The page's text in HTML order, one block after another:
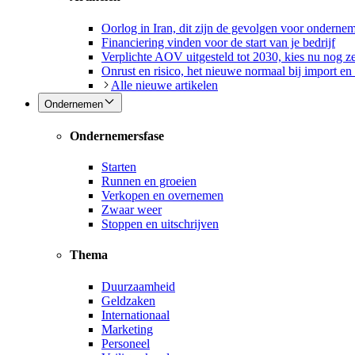
Oorlog in Iran, dit zijn de gevolgen voor
Financiering vinden voor de start van je bedrijf
Verplichte AOV uitgesteld tot 2030, kies nu nog
Onrust en risico, het nieuwe normaal bij import en
Alle nieuwe artikelen
Ondernemen
Ondernemersfase
Starten
Runnen en groeien
Verkopen en overnemen
Zwaar weer
Stoppen en uitschrijven
Thema
Duurzaamheid
Geldzaken
Internationaal
Marketing
Personeel